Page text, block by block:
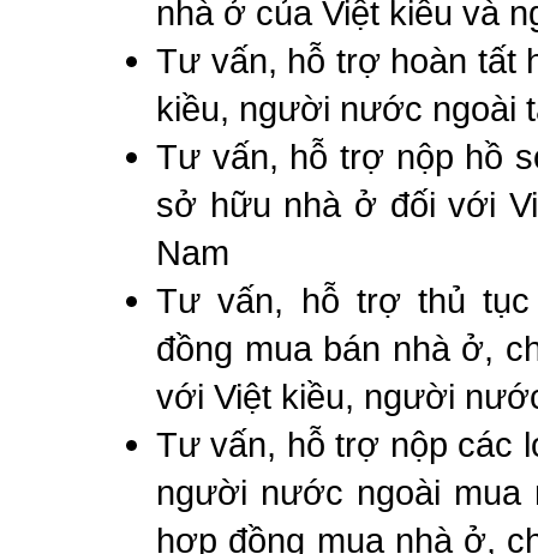
nhà ở của Việt kiều và
Tư vấn, hỗ trợ hoàn tất
kiều, người nước ngoài
Tư vấn, hỗ trợ nộp hồ
sở hữu nhà ở đối với
Nam
Tư vấn, hỗ trợ thủ
đồng mua bán nhà ở,
với Việt kiều, người
Tư vấn, hỗ trợ nộp các
người nước ngoài mua
hợp đồng mua nhà ở,